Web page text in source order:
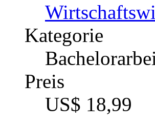
Katalognummer
297709
Autor
Fach